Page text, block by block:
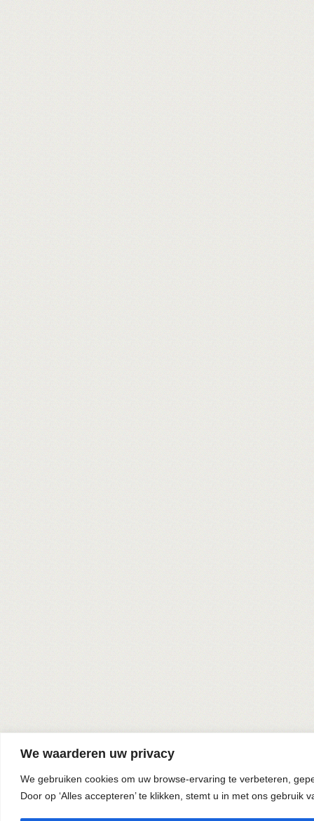
We waarderen uw privacy
We gebruiken cookies om uw browse-ervaring te verbeteren,
Door op ‘Alles accepteren’ te klikken, stemt u in met ons gebruik